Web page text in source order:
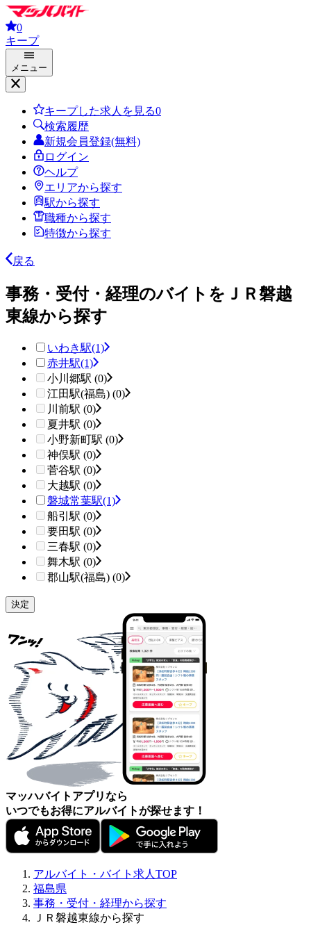
0
キープ
メニュー
キープした求人を見る0
検索履歴
新規会員登録(無料)
ログイン
ヘルプ
エリアから探す
駅から探す
職種から探す
特徴から探す
戻る
事務・受付・経理のバイトをＪＲ磐越
東線から探す
いわき駅(1)
赤井駅(1)
小川郷駅 (0)
江田駅(福島) (0)
川前駅 (0)
夏井駅 (0)
小野新町駅 (0)
神俣駅 (0)
菅谷駅 (0)
大越駅 (0)
磐城常葉駅(1)
船引駅 (0)
要田駅 (0)
三春駅 (0)
舞木駅 (0)
郡山駅(福島) (0)
マッハバイトアプリなら
いつでもお得にアルバイトが探せます！
アルバイト・バイト求人TOP
福島県
事務・受付・経理から探す
ＪＲ磐越東線から探す